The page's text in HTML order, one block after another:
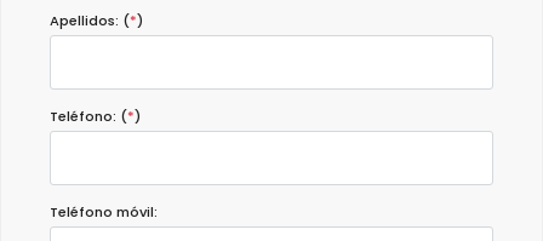
Apellidos: (*)
Teléfono: (*)
Teléfono móvil: